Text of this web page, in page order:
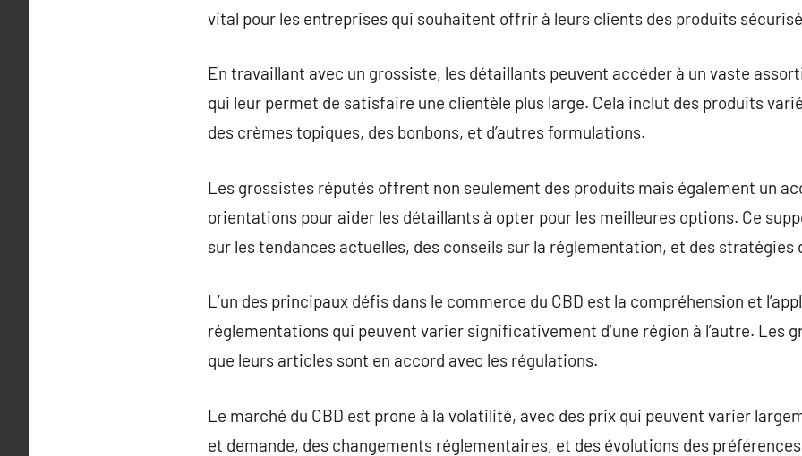
vital pour les entreprises qui souhaitent offrir à leurs clients des produits
En travaillant avec un grossiste, les détaillants peuvent accéder à un vaste
qui leur permet de satisfaire une clientèle plus large. Cela inclut des produits
des crèmes topiques, des bonbons, et d’autres formulations.
Les grossistes réputés offrent non seulement des produits mais également un
orientations pour aider les détaillants à opter pour les meilleures options. Ce
sur les tendances actuelles, des conseils sur la réglementation, et des
L’un des principaux défis dans le commerce du CBD est la compréhension et
réglementations qui peuvent varier significativement d’une région à l’autre. Les
que leurs articles sont en accord avec les régulations.
Le marché du CBD est prone à la volatilité, avec des prix qui peuvent varier
et demande, des changements réglementaires, et des évolutions des